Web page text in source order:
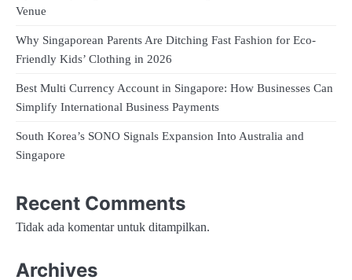
Venue
Why Singaporean Parents Are Ditching Fast Fashion for Eco-
Friendly Kids’ Clothing in 2026
Best Multi Currency Account in Singapore: How Businesses Can
Simplify International Business Payments
South Korea’s SONO Signals Expansion Into Australia and
Singapore
Recent Comments
Tidak ada komentar untuk ditampilkan.
Archives